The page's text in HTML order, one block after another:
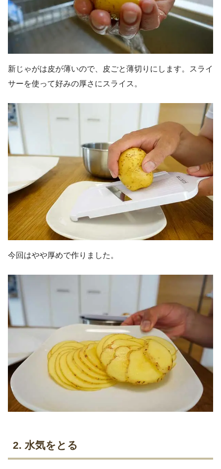
新じゃがは皮が薄いので、皮ごと薄切りにします。スライ
サーを使って好みの厚さにスライス。
今回はやや厚めで作りました。
2. 水気をとる